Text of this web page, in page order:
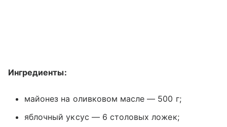
Ингредиенты:
майонез на оливковом масле — 500 г;
яблочный уксус — 6 столовых ложек;